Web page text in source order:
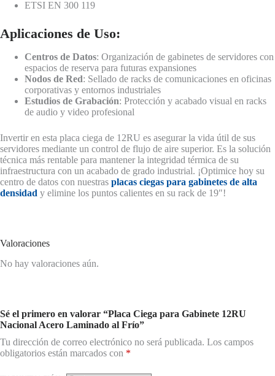
ETSI EN 300 119
Aplicaciones de Uso:
Centros de Datos: Organización de gabinetes de servidores con
espacios de reserva para futuras expansiones
Nodos de Red: Sellado de racks de comunicaciones en oficinas
corporativas y entornos industriales
Estudios de Grabación: Protección y acabado visual en racks
de audio y video profesional
Invertir en esta placa ciega de 12RU es asegurar la vida útil de sus
servidores mediante un control de flujo de aire superior. Es la solución
técnica más rentable para mantener la integridad térmica de su
infraestructura con un acabado de grado industrial. ¡Optimice hoy su
centro de datos con nuestras placas ciegas para gabinetes de alta
densidad y elimine los puntos calientes en su rack de 19″!
Valoraciones
No hay valoraciones aún.
Sé el primero en valorar “Placa Ciega para Gabinete 12RU
Nacional Acero Laminado al Frío”
Tu dirección de correo electrónico no será publicada. Los campos
obligatorios están marcados con *